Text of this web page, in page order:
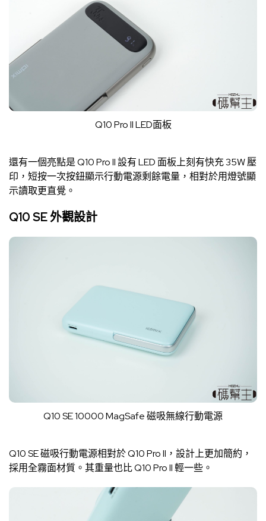
Q10 Pro II LED面板
還有一個亮點是 Q10 Pro II 設有 LED 面板上刻有快充 35W 壓
印，短按一次按鈕顯示行動電源剩餘電量，相對於用燈號顯
示讀取更直覺。
Q10 SE 外觀設計
Q10 SE 10000 MagSafe 磁吸無線行動電源
Q10 SE 磁吸行動電源相對於 Q10 Pro II，設計上更加簡約，
採用全霧面材質。其重量也比 Q10 Pro II 輕一些。